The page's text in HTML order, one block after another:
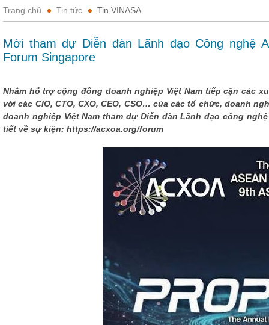
Trang chủ Tin tức Tin VINASA
Mời tham dự Diễn đàn Lãnh đạo Công nghệ
Forum Singapore
Nhằm hỗ trợ cộng đồng doanh nghiệp Việt Nam tiếp cận các
với các CIO, CTO, CXO, CEO, CSO… của các tổ chức, doanh
doanh nghiệp Việt Nam tham dự Diễn đàn Lãnh đạo công
tiết về sự kiện: https://acxoa.org/forum